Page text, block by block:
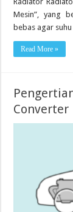
Mesin”, yang
bebas agar
Read More »
Converter